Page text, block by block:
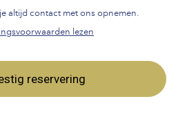
altijd contact met ons opnemen.
lezen
reservering